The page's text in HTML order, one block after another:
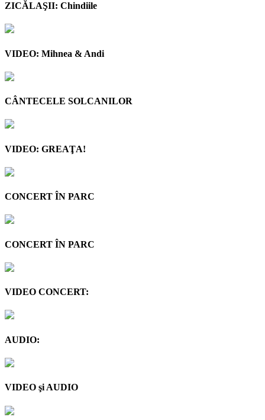
ZICĂLAŞII: Chindiile
VIDEO: Mihnea & Andi
CÂNTECELE SOLCANILOR
VIDEO: GREAŢA!
CONCERT ÎN PARC
CONCERT ÎN PARC
VIDEO CONCERT:
AUDIO:
VIDEO şi AUDIO